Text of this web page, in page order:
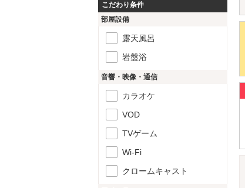
こだわり条件
部屋設備
露天風呂
岩盤浴
音響・映像・通信
カラオケ
VOD
TVゲーム
Wi-Fi
クロームキャスト